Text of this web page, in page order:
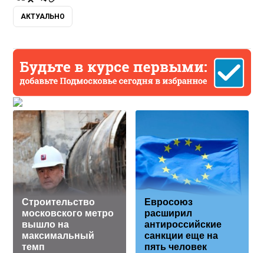
АКТУАЛЬНО
Строительство
московского метро
вышло на
максимальный
темп
Евросоюз
расширил
антироссийские
санкции еще на
пять человек